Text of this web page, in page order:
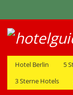
Hotel Berlin 5
3 Sterne Hotels